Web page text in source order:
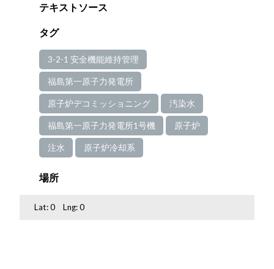
テキストソース
タグ
3-2-1 安全機能維持管理
福島第一原子力発電所
原子炉デコミッショニング 汚染水
福島第一原子力発電所1号機 原子炉
注水 原子炉冷却系
場所
Lat:0 Lng:0